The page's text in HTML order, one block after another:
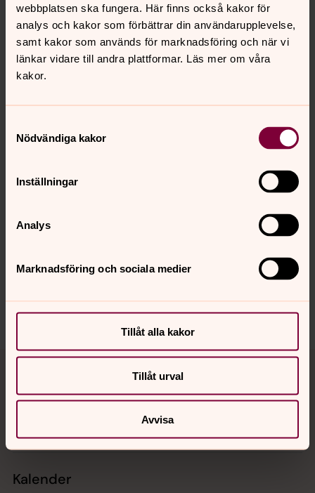
webbplatsen ska fungera. Här finns också kakor för
analys och kakor som förbättrar din användarupplevelse,
samt kakor som används för marknadsföring och när vi
länkar vidare till andra plattformar. Läs mer om våra
kakor.
Nödvändiga kakor
Inställningar
Analys
Marknadsföring och sociala medier
Tillåt alla kakor
Tillåt urval
Avvisa
Sinnesrobönen
Gud, ge mig sinnesro
att acceptera det jag inte kan förändra
Synpunkter eller frågor på sidans
Tillbaka till toppen
Tillbaka till innehållet
Kalender